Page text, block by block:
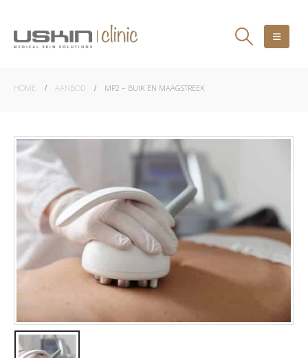
HOME AANBOD MP2 – BUIK EN MAAGSTREEK